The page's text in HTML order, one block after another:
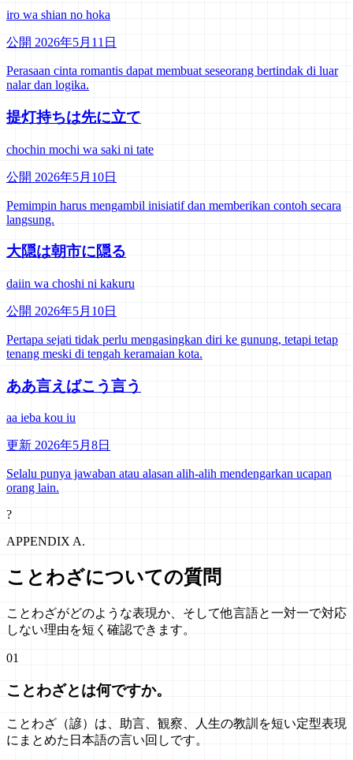
iro wa shian no hoka
公開 2026年5月11日
Perasaan cinta romantis dapat membuat seseorang bertindak di luar
nalar dan logika.
提灯持ちは先に立て
chochin mochi wa saki ni tate
公開 2026年5月10日
Pemimpin harus mengambil inisiatif dan memberikan contoh secara
langsung.
大隠は朝市に隠る
daiin wa choshi ni kakuru
公開 2026年5月10日
Pertapa sejati tidak perlu mengasingkan diri ke gunung, tetapi tetap
tenang meski di tengah keramaian kota.
ああ言えばこう言う
aa ieba kou iu
更新 2026年5月8日
Selalu punya jawaban atau alasan alih-alih mendengarkan ucapan
orang lain.
?
APPENDIX A.
ことわざについての質問
ことわざがどのような表現か、そして他言語と一対一で対応
しない理由を短く確認できます。
01
ことわざとは何ですか。
ことわざ（諺）は、助言、観察、人生の教訓を短い定型表現
にまとめた日本語の言い回しです。